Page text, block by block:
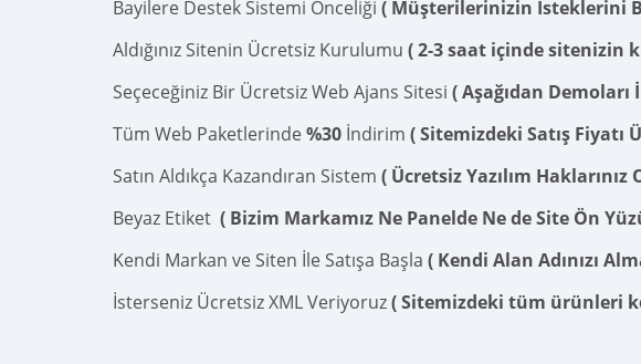
Bayilere Destek Sistemi Önceliği ( Müşterilerinizin İsteklerini
Aldığınız Sitenin Ücretsiz Kurulumu ( 2-3 saat içinde sitenizin
Seçeceğiniz Bir Ücretsiz Web Ajans Sitesi ( Aşağıdan Demoları
Tüm Web Paketlerinde%30 İndirim ( Sitemizdeki Satış Fiyatı
Satın Aldıkça Kazandıran Sistem ( Ücretsiz Yazılım Haklarınız
Beyaz Etiket ( Bizim Markamız Ne Panelde Ne de Site Ön
Kendi Markan ve Siten İle Satışa Başla ( Kendi Alan Adınızı
İsterseniz Ücretsiz XML Veriyoruz( Sitemizdeki tüm ürünleri